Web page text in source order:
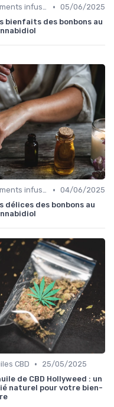
Aliments infusés au CBD • 05/06/2025
bienfaits des bonbons au
Aliments infusés au CBD • 04/06/2025
délices des bonbons au
CBD •
25/05/2025
de CBD Hollyweed : un
naturel pour votre bien-